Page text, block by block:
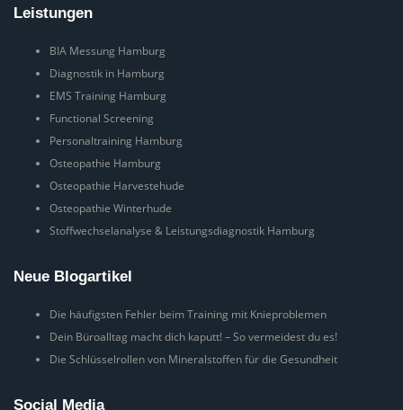
Leistungen
BIA Messung Hamburg
Diagnostik in Hamburg
EMS Training Hamburg
Functional Screening
Personaltraining Hamburg
Osteopathie Hamburg
Osteopathie Harvestehude
Osteopathie Winterhude
Stoffwechselanalyse & Leistungsdiagnostik Hamburg
Neue Blogartikel
Die häufigsten Fehler beim Training mit Knieproblemen
Dein Büroalltag macht dich kaputt! – So vermeidest du es!
Die Schlüsselrollen von Mineralstoffen für die Gesundheit
Social Media